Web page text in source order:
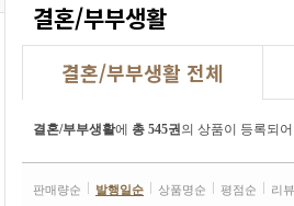
결혼/부부생활
결혼/부부생활 전체
판매량순 발행일순 상품명순 평점순 리
결혼/부부생활에 총 545권의 상품이 등록되